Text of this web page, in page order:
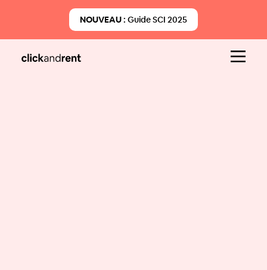
NOUVEAU : Guide SCI 2025